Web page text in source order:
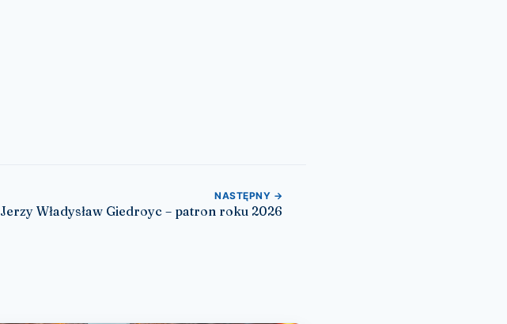
NASTĘPNY →
Jerzy Władysław Giedroyc – patron roku 2026